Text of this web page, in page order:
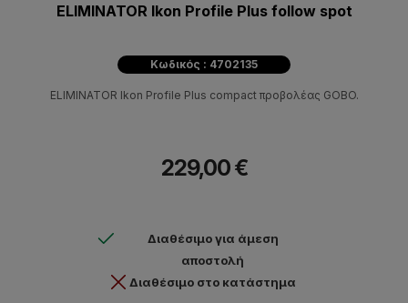
ELIMINATOR Ikon Profile Plus follow spot
Κωδικός : 4702135
ELIMINATOR Ikon Profile Plus compact προβολέας GOBO.
229,00 €
Διαθέσιμο για άμεση
αποστολή
Διαθέσιμο στο κατάστημα